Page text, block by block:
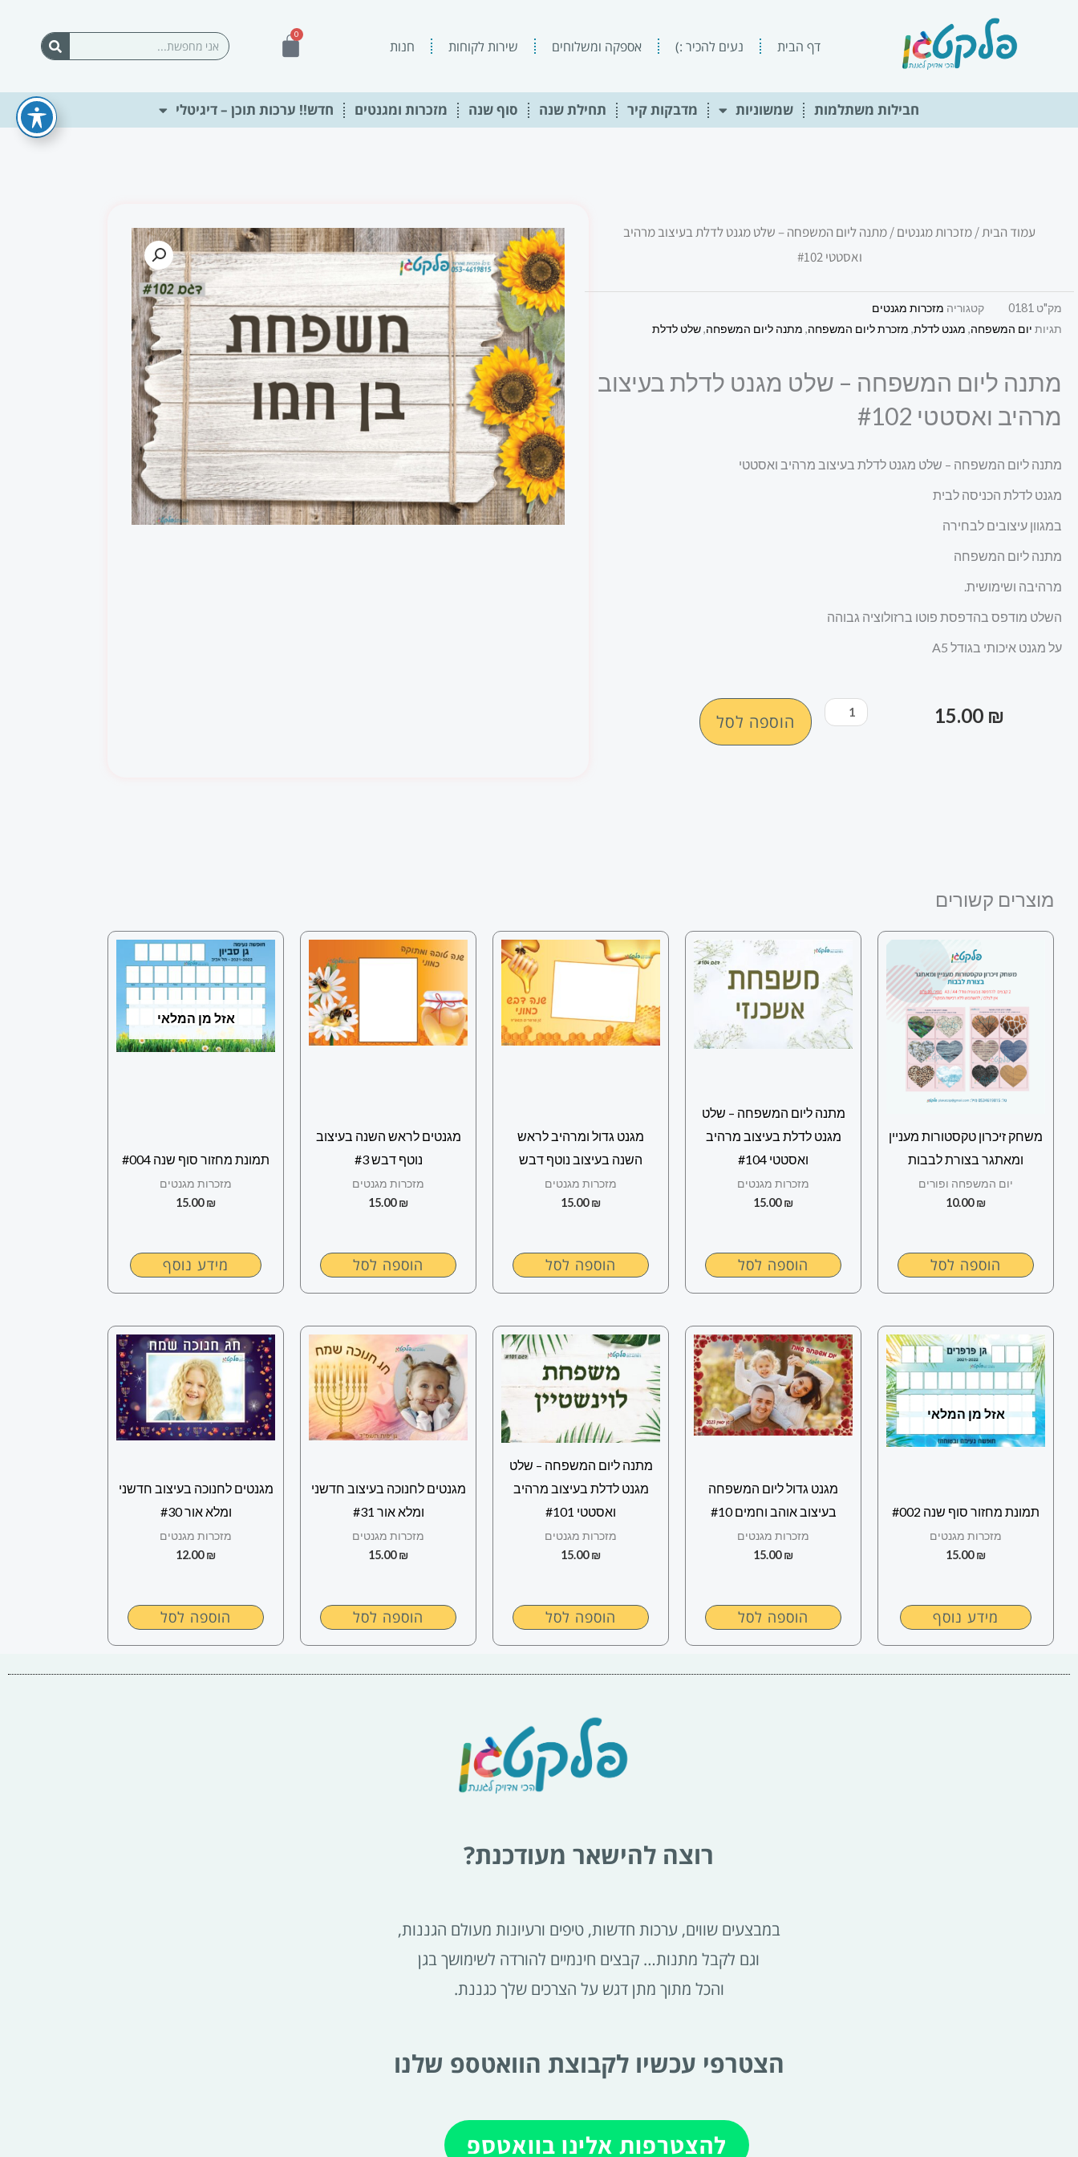
דף הבית נעים להכיר :) אספקה ומשלוחים שירות לקוחות חנות
0
עגלת
חיפוש
חבילות משתלמות שמשוניות מדבקות קיר תחילת שנה סוף שנה מזכרות ומגנטים חדש!! ערכות תוכן – דיגיטלי
עמוד הבית/מזכרות מגנטים/ מתנה ליום המשפחה – שלט מגנט לדלת בעיצוב מרהיב
ואסטטי #102
מק"ט 0181 קטגוריה מזכרות מגנטים
תגיות יום המשפחה, מגנט לדלת, מזכרת ליום המשפחה, מתנה ליום המשפחה,שלט לדלת
מתנה ליום המשפחה – שלט מגנט לדלת בעיצוב
מרהיב ואסטטי #102
מתנה ליום המשפחה – שלט מגנט לדלת בעיצוב מרהיב ואסטטי
מגנט לדלת הכניסה לבית
במגוון עיצובים לבחירה
מתנה ליום המשפחה
מרהיבה ושימושית.
השלט מודפס בהדפסת פוטו ברזולוציה גבוהה
על מגנט איכותי בגודל A5
15.00 ₪
כמות
מרהיב
ואסטטי
#102
הוספה לסל
מוצרים קשורים
משחק זיכרון טקסטורות מעניין
ומאתגר בצורת לבבות
יום המשפחה ופורים
10.00₪
הוספה לסל
מתנה ליום המשפחה – שלט
מגנט לדלת בעיצוב מרהיב
ואסטטי #104
מזכרות מגנטים
15.00₪
הוספה לסל
מגנט גדול ומרהיב לראש
השנה בעיצוב נוטף דבש
מזכרות מגנטים
15.00₪
הוספה לסל
מגנטים לראש השנה בעיצוב
נוטף דבש #3
מזכרות מגנטים
15.00₪
הוספה לסל
אזל מן המלאי
תמונת מחזור סוף שנה #004
מזכרות מגנטים
15.00₪
מידע נוסף
אזל מן המלאי
תמונת מחזור סוף שנה #002
מזכרות מגנטים
15.00₪
מידע נוסף
מגנט גדול ליום המשפחה
בעיצוב אוהב וחמים #10
מזכרות מגנטים
15.00₪
הוספה לסל
מתנה ליום המשפחה – שלט
מגנט לדלת בעיצוב מרהיב
ואסטטי #101
מזכרות מגנטים
15.00₪
הוספה לסל
מגנטים לחנוכה בעיצוב חדשני
ומלא אור #31
מזכרות מגנטים
15.00₪
הוספה לסל
מגנטים לחנוכה בעיצוב חדשני
ומלא אור #30
מזכרות מגנטים
12.00₪
הוספה לסל
רוצה להישאר מעודכנת?
במבצעים שווים, ערכות חדשות, טיפים ורעיונות מעולם הגננות,
וגם לקבל מתנות… קבצים חינמיים להורדה לשימושך בגן
והכל מתוך מתן דגש על הצרכים שלך כגננת.
הצטרפי עכשיו לקבוצת הוואטספ שלנו
להצטרפות אלינו בוואטספ